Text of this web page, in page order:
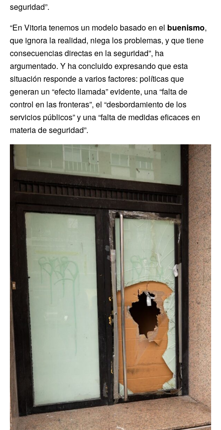
seguridad”.
“En Vitoria tenemos un modelo basado en el buenismo,
que ignora la realidad, niega los problemas, y que tiene
consecuencias directas en la seguridad”, ha
argumentado. Y ha concluido expresando que esta
situación responde a varios factores: políticas que
generan un “efecto llamada” evidente, una “falta de
control en las fronteras”, el “desbordamiento de los
servicios públicos” y una “falta de medidas eficaces en
materia de seguridad”.